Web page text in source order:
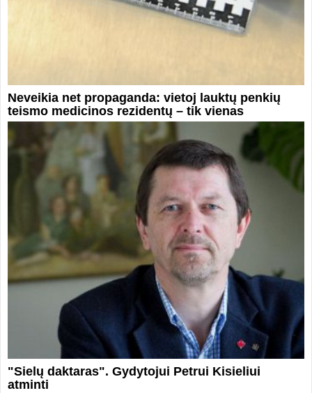
Neveikia net propaganda: vietoj lauktų penkių
teismo medicinos rezidentų – tik vienas
"Sielų daktaras". Gydytojui Petrui Kisieliui
atminti